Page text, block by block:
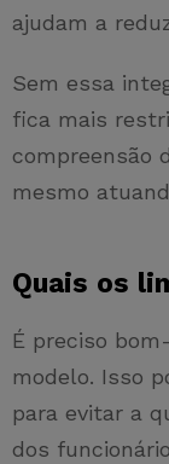
ajudam a
Sem essa
fica mais
compreensão
mesmo
Quais os
É preciso
modelo. Isso
para evitar a
dos